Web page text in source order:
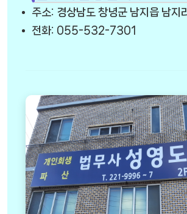
주소: 경상남도 창녕군 남지읍 남
전화: 055-532-7301